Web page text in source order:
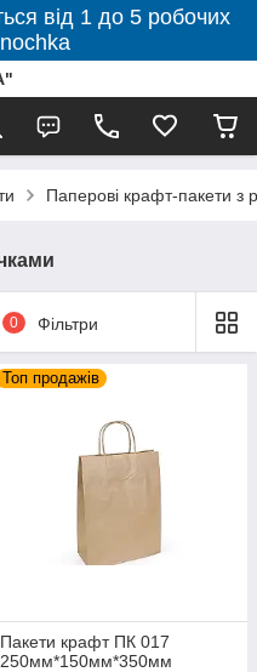
від 1 до 5 робочих
Паперові крафт-пакети з
0 Фільтри
Топ продажів
Пакети крафт ПК 017
250мм*150мм*350мм